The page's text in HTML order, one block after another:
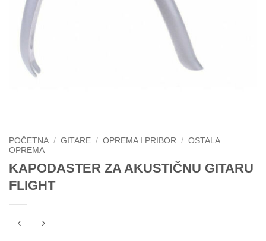
POČETNA / GITARE / OPREMA I PRIBOR / OSTALA
OPREMA
KAPODASTER ZA AKUSTIČNU GITARU
FLIGHT